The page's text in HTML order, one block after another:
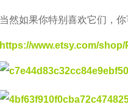
当然如果你特别喜欢它们，
https://www.etsy.com/shop/